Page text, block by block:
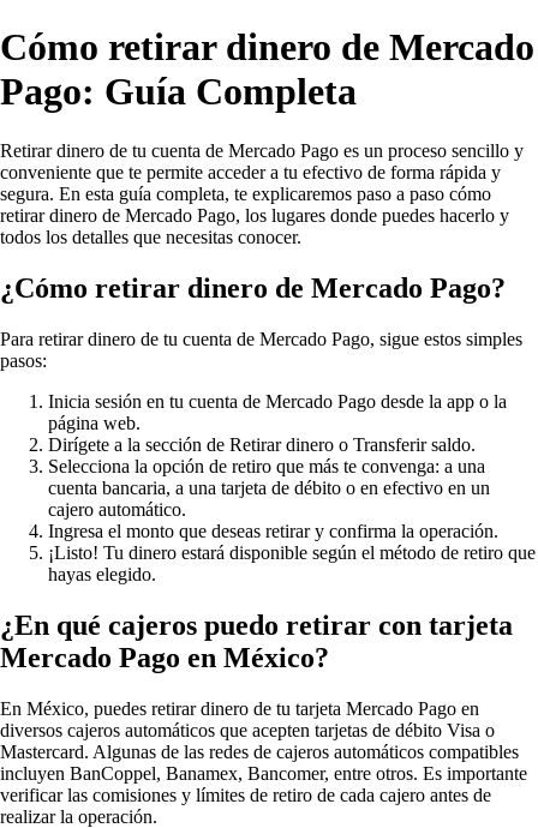
Cómo retirar dinero de Mercado
Pago: Guía Completa
Retirar dinero de tu cuenta de Mercado Pago es un proceso sencillo y
conveniente que te permite acceder a tu efectivo de forma rápida y
segura. En esta guía completa, te explicaremos paso a paso cómo
retirar dinero de Mercado Pago, los lugares donde puedes hacerlo y
todos los detalles que necesitas conocer.
¿Cómo retirar dinero de Mercado Pago?
Para retirar dinero de tu cuenta de Mercado Pago, sigue estos simples
pasos:
Inicia sesión en tu cuenta de Mercado Pago desde la app o la
página web.
Dirígete a la sección de Retirar dinero o Transferir saldo.
Selecciona la opción de retiro que más te convenga: a una
cuenta bancaria, a una tarjeta de débito o en efectivo en un
cajero automático.
Ingresa el monto que deseas retirar y confirma la operación.
¡Listo! Tu dinero estará disponible según el método de retiro que
hayas elegido.
¿En qué cajeros puedo retirar con tarjeta
Mercado Pago en México?
En México, puedes retirar dinero de tu tarjeta Mercado Pago en
diversos cajeros automáticos que acepten tarjetas de débito Visa o
Mastercard. Algunas de las redes de cajeros automáticos compatibles
incluyen BanCoppel, Banamex, Bancomer, entre otros. Es importante
verificar las comisiones y límites de retiro de cada cajero antes de
realizar la operación.